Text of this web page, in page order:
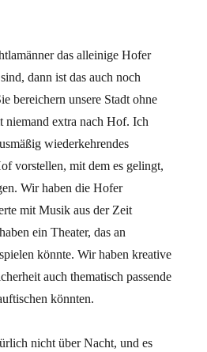
das alleinige Hofer
dann ist das auch noch
bereichern unsere Stadt ohne
niemand extra nach Hof. Ich
wiederkehrendes
vorstellen, mit dem es gelingt,
Wir haben die Hofer
mit Musik aus der Zeit
ein Theater, das an
könnte. Wir haben kreative
auch thematisch passende
könnten.
nicht über Nacht, und es